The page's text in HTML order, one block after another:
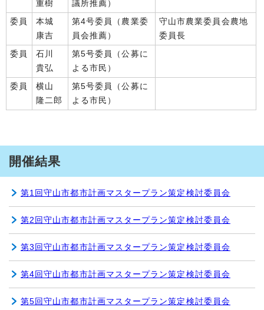
重樹
議所推薦）
委員
本城
康吉
第4号委員（農業委
員会推薦）
守山市農業委員会農地
委員長
委員
石川
貴弘
第5号委員（公募に
よる市民）
委員
横山
隆二郎
第5号委員（公募に
よる市民）
開催結果
第1回守山市都市計画マスタープラン策定検討委員会
第2回守山市都市計画マスタープラン策定検討委員会
第3回守山市都市計画マスタープラン策定検討委員会
第4回守山市都市計画マスタープラン策定検討委員会
第5回守山市都市計画マスタープラン策定検討委員会